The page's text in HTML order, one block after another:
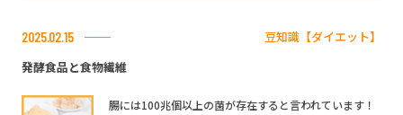
2025.02.15
豆知識【ダイエット】
発酵食品と食物繊維
腸には100兆個以上の菌が存在すると言われています！